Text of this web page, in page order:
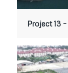
Project 13